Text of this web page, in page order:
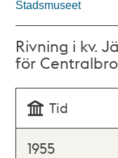
Stadsmuseet
Rivning i kv.
för
Tid
1955